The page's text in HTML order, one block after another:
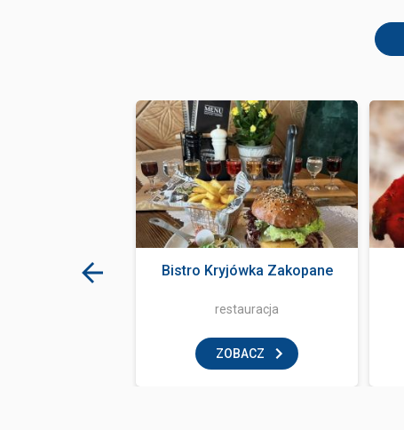
Kurniawa Bistro Kryjówka Zakopane
restauracja
ZOBACZ